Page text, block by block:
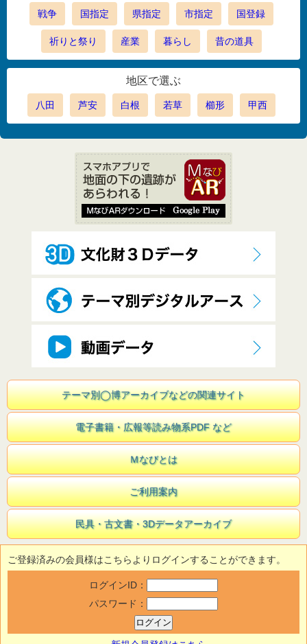
戦争 国指定 県指定 市指定 国登録
祈りと祭り 産業 暮らし 昔の道具
地区で選ぶ
八田 芦安 白根 若草 櫛形 甲西
テーマ別◯博アーカイブなどの関連サイト
電子書籍・広報等読み物系PDF など
Ｍなびとは
ご利用案内
民具・古文書・3Dデータアーカイブ
ご登録済みの会員様はこちらよりログインすることができます。
ログインID：
パスワード：